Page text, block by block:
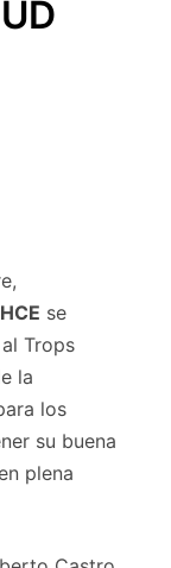
se
Trops
la
los
su buena
plena